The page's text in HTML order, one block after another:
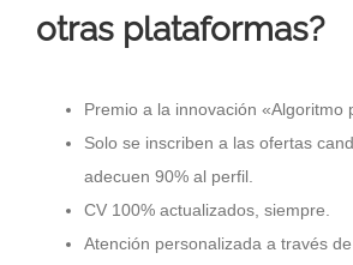
otras plataformas?
Premio a la innovación «Algoritmo
Solo se inscriben a las ofertas
adecuen 90% al perfil.
CV 100% actualizados, siempre.
Atención personalizada a través de